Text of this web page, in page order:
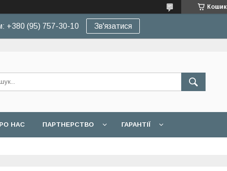
Кошик
+380 (95) 757-30-10 Зв'язатися
НАС ПАРТНЕРСТВО ГАРАНТІЇ